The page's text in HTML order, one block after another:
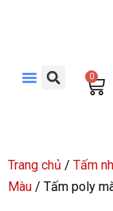
0
Trang chủ / Tấm
Màu / Tấm poly